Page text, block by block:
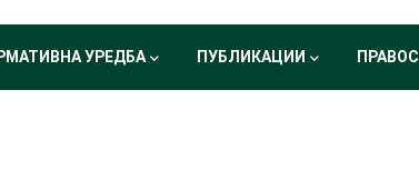
УРЕДБА ПУБЛИКАЦИИ